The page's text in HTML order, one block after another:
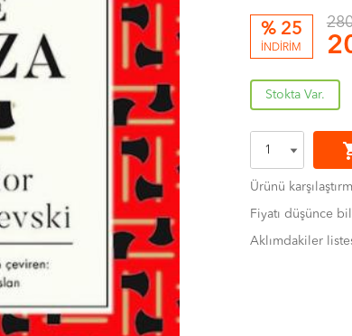
% 25
İNDİRİM
Stokta Var.
Ürünü
Fiyatı düşünce
Aklımdakiler